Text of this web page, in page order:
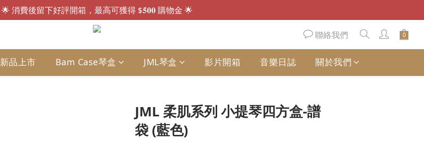
會員招募中.ᐟ.ᐟ 註冊送 $𝟏𝟎𝟎 購物金，現買現折🎁
🌟 消費後留下好評開箱，最高可獲得 $𝟓𝟎𝟎 購物金 🌟
會員招募中.ᐟ.ᐟ 註冊送 $𝟏𝟎𝟎 購物金，現買現折🎁
聯絡我們
新品上市 Bam Case琴盒 JML琴盒 影片開箱 音樂日誌 關於我們
JML 柔肌系列 小提琴四方盒-譜
袋 (藍色)